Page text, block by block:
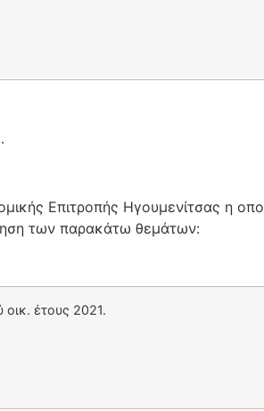
Επιτροπής Ηγουμενίτσας η
των παρακάτω θεμάτων:
έτους 2021.